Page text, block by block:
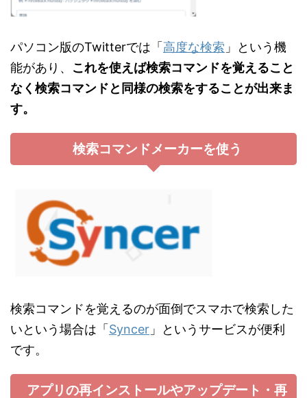
パソコン版のTwitterでは「高度な検索 」という機
能があり、 これを使えば検索コマンドを覚えること
なく検索コマンドと同様の検索をすることが出来ま
す。
検索コマンドメーカーを使う
検索コマンドを覚えるのが面倒でスマホで検索した
いという場合は「Syncer 」というサービスが便利
です。
アプリの再インストールやアップデート・再